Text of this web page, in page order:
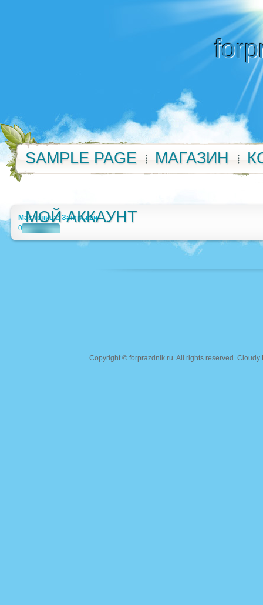
SAMPLE PAGE МАГАЗИН
МОЙ АККАУНТ
Масленица: Заигрыши
0
Copyright © forprazdnik.ru. All rights reserved.